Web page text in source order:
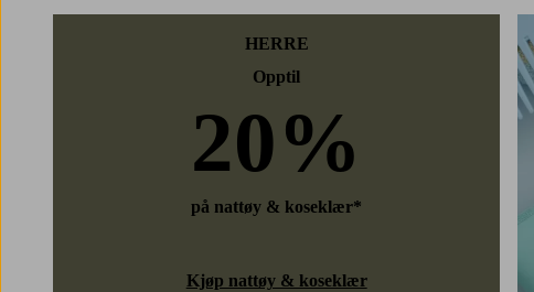
HERRE
Opptil
20%
på nattøy & koseklær*
Kjøp nattøy & koseklær